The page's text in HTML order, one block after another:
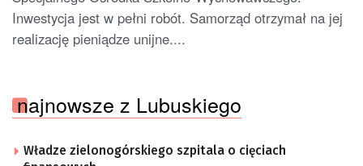
Inwestycja jest w pełni robót. Samorząd otrzymał na jej
realizację pieniądze unijne....
najnowsze z Lubuskiego
Władze zielonogórskiego szpitala o cięciach